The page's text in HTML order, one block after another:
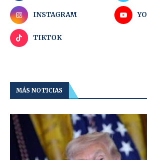
INSTAGRAM
TIKTOK
MÁS NOTICIAS